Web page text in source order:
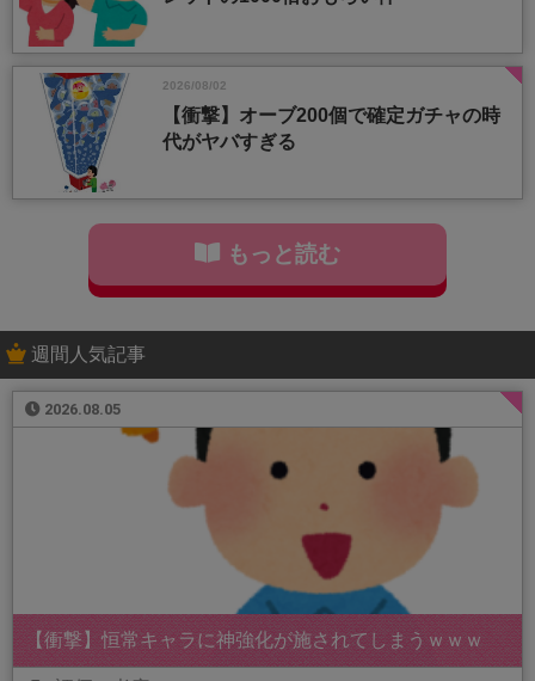
2026/08/02
【衝撃】オーブ200個で確定ガチャの時
代がヤバすぎる
もっと読む
週間人気記事
2026.08.05
【衝撃】恒常キャラに神強化が施されてしまうｗｗｗ